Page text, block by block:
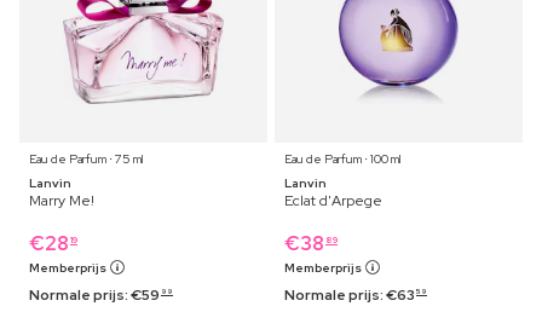
Eau de Parfum ⋅ 75 ml
Lanvin
Marry Me!
€28 19
Memberprijs
Normale prijs:€59 99
Eau de Parfum ⋅ 100 ml
Lanvin
Eclat d'Arpege
€38 89
Memberprijs
Normale prijs:€63 59